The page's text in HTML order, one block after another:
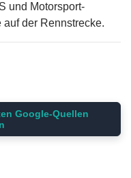
und Motorsport-
der Rennstrecke.
Google-Quellen